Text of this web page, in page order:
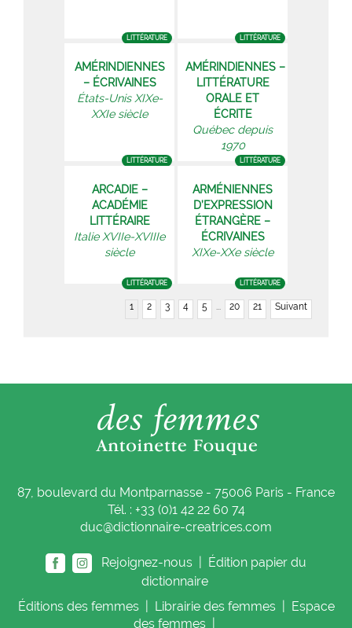
LITTÉRATURE LITTÉRATURE
AMÉRINDIENNES
– ÉCRIVAINES
États-Unis XIXe-
XXIe siècle
LITTÉRATURE
AMÉRINDIENNES –
LITTÉRATURE
ORALE ET
ÉCRITE
Québec depuis
1970
LITTÉRATURE
ARCADIE –
ACADÉMIE
LITTÉRAIRE
Italie XVIIe-XVIIIe
siècle
LITTÉRATURE
ARMÉNIENNES
D’EXPRESSION
ÉTRANGÈRE –
ÉCRIVAINES
XIXe-XXe siècle
LITTÉRATURE
1 2 3 4 5 ... 20 21 Suivant
87, boulevard du Montparnasse - 75006 Paris - France
Tél. : +33 (0)1 42 22 60 74
duc@dictionnaire-creatrices.com
Rejoignez-nous |
Édition papier du
dictionnaire
Éditions des femmes Librairie des femmes
Espace
des femmes